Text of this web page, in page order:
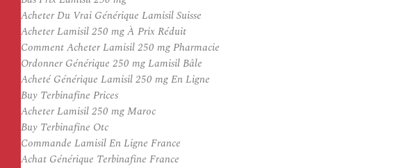
Acheter Du Vrai Générique Lamisil Suisse
Acheter Lamisil 250 mg À Prix Réduit
Comment Acheter Lamisil 250 mg Pharmacie
Ordonner Générique 250 mg Lamisil Bâle
Acheté Générique Lamisil 250 mg En Ligne
Buy Terbinafine Prices
Acheter Lamisil 250 mg Maroc
Buy Terbinafine Otc
Commande Lamisil En Ligne France
Achat Générique Terbinafine France